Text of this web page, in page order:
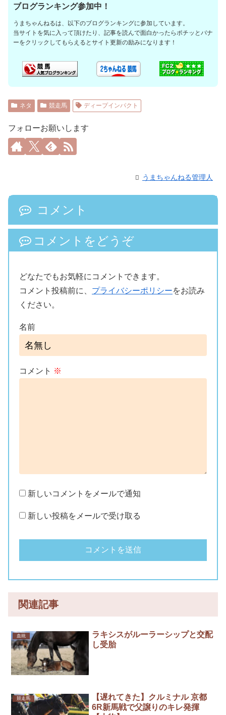
ブログランキング参加中！
うまちゃんねるは、以下のブログランキングに参加しています。
当サイトを気に入って頂けたり、記事を読んで面白かったらポチッとバナ
ーをクリックしてもらえるとサイト更新の励みになります！
ネタ 競走馬 ディープインパクト
フォローお願いします
うまちゃんねる管理人
コメント
コメントをどうぞ
どなたでもお気軽にコメントできます。
コメント投稿前に、 プライバシーポリシーをお読み
ください。
名前
コメント ※
新しいコメントをメールで通知
新しい投稿をメールで受け取る
関連記事
血統
ラキシスがルーラーシップと交配
し受胎
競走馬
【遅れてきた】クルミナル 京都
6R新馬戦で父譲りのキレ発揮